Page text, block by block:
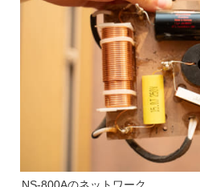
NS-800Aのネットワーク